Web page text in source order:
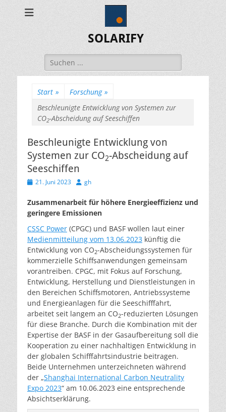
SOLARIFY
Suchen
nach:
Start » Forschung »
Beschleunigte Entwicklung von Systemen zur
CO2-Abscheidung auf Seeschiffen
Beschleunigte Entwicklung von
Systemen zur CO2-Abscheidung auf
Seeschiffen
Veröffentlicht
21. Juni 2023 Autor
gh
Zusammenarbeit für höhere Energieeffizienz und
geringere Emissionen
CSSC Power (CPGC) und BASF wollen laut einer
Medienmitteilung vom 13.06.2023 künftig die
Entwicklung von CO2-Abscheidungssystemen für
kommerzielle Schiffsanwendungen gemeinsam
vorantreiben. CPGC, mit Fokus auf Forschung,
Entwicklung, Herstellung und Dienstleistungen in
den Bereichen Schiffsmotoren, Antriebssysteme
und Energieanlagen für die Seeschifffahrt,
arbeitet seit langem an CO2-reduzierten Lösungen
für diese Branche. Durch die Kombination mit der
Expertise der BASF in der Gasaufbereitung soll die
Kooperation zu einer nachhaltigen Entwicklung in
der globalen Schifffahrtsindustrie beitragen.
Beide Unternehmen unterzeichneten während
der „Shanghai International Carbon Neutrality
Expo 2023“ am 10.06.2023 eine entsprechende
Absichtserklärung.